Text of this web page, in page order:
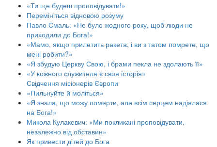
«Ти ще будеш проповідувати!»
Перемініться відновою розуму
Павло Смаль: «Не було жодного року, щоб люди не
приходили до Бога!»
«Мамо, якщо прилетить ракета, і ви з татом помрете, що
мені робити?»
«Я збудую Церкву Свою, і брами пекла не здолають її»
«У кожного служителя є своя історія»
Свідчення місіонерів Європи
«Пильнуйте й моліться»
«Я знала, що можу померти, але всім серцем надіялася
на Бога!»
Микола Кулакевич: «Ми покликані проповідувати,
незалежно від обставин»
Як привести дітей до Бога